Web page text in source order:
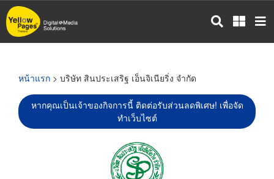
ข้าม
ไป
หน้าแรก > บริษัท สินประเสริฐ เอ็นจิเนียริ่ง จำกัด
หากคุณเป็นเจ้าของกิจการนี้ ติดต่อรับส่วนลดพิเศษ! เพื่อจัด
ทำเว็บไซต์